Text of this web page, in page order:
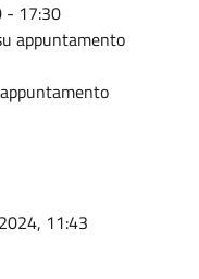
- 17:30
appuntamento
11:43